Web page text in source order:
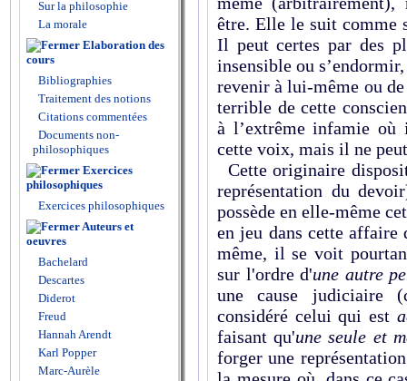
Sur la philosophie
La morale
Elaboration des
cours
Bibliographies
Traitement des notions
Citations commentées
Documents non-
philosophiques
Exercices
philosophiques
Exercices philosophiques
Auteurs et
oeuvres
Bachelard
Descartes
Diderot
Freud
Hannah Arendt
Karl Popper
Marc-Aurèle
être. Elle le suit comme
Il peut certes par des
insensible ou
revenir à lui-même ou
terrible de cette
à l’extrême infamie où
cette voix, mais il ne
Cette originaire
représentation du
possède en elle-même
en jeu dans cette
même, il se voit
sur l'ordre d'une autre
une cause judiciaire
considéré celui qui est
faisant qu'une seule et
forger une